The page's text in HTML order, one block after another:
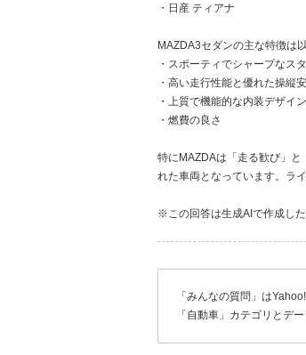
・日産 ティアナ
MAZDA3セダンの主な特徴は
・スポーティでシャープなス
・高い走行性能と優れた操縦
・上質で機能的な内装デザイン
・燃費の良さ
特にMAZDAは「走る歓び」
れた車両となっています。ラ
※この回答は生成AIで作成し
「みんなの質問」は
「自動車」カテゴリとデ